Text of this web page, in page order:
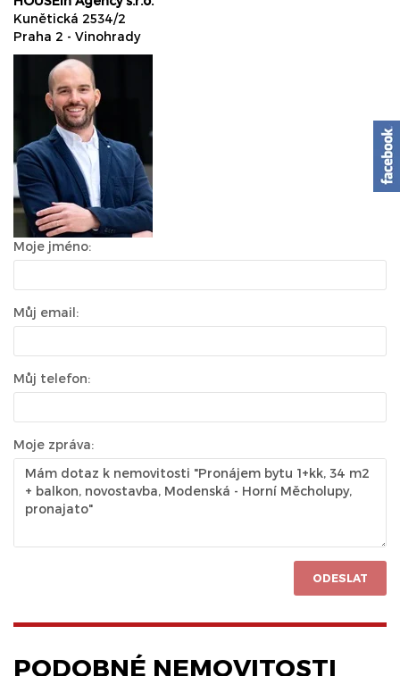
Kunětická 2534/2
Praha 2 - Vinohrady
Moje jméno:
Můj email:
Můj telefon:
Moje zpráva:
ODESLAT
PODOBNÉ NEMOVITOSTI